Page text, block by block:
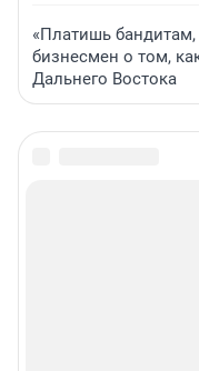
«Платишь
бизнесмен о том,
Дальнего Востока